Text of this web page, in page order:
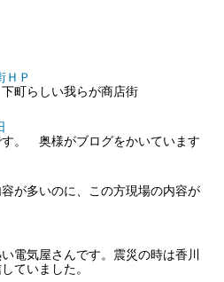
ＨＰ
町らしい我らが商店街
。 奥様がブログをかいています
が多いのに、この方現場の内容が
電気屋さんです。震災の時は香川
ていました。